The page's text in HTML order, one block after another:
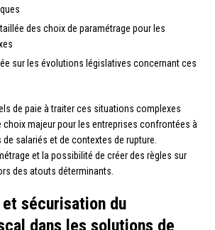
des choix de paramétrage pour les
sur les évolutions législatives concernant ces
de paie à traiter ces situations complexes
majeur pour les entreprises confrontées à
salariés et de contextes de rupture.
et la possibilité de créer des règles sur
des atouts déterminants.
sécurisation du
dans les solutions de